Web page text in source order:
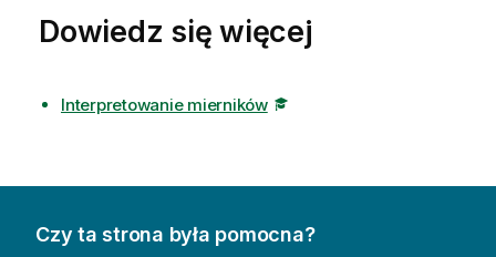
Dowiedz się więcej
Interpretowanie mierników
Czy ta strona była pomocna?